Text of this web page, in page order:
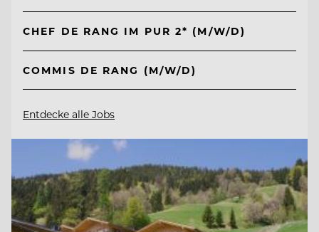
CHEF DE RANG IM PUR 2* (M/W/D)
COMMIS DE RANG (M/W/D)
Entdecke alle Jobs